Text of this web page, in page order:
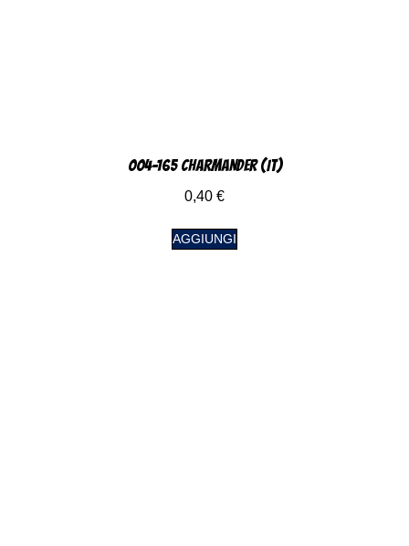
004-165 Charmander (IT)
0,40 €
AGGIUNGI